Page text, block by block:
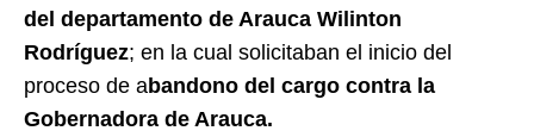
del departamento de Arauca Wilinton
Rodríguez; en la cual solicitaban el inicio del
proceso de abandono del cargo contra la
Gobernadora de Arauca.